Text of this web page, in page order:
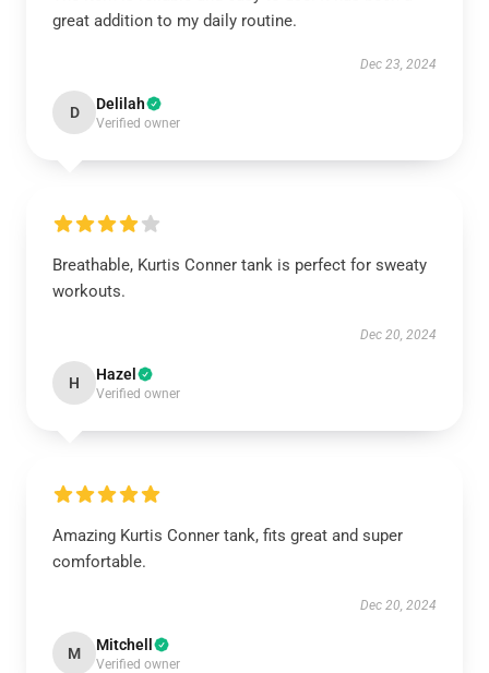
great addition to my daily routine.
Dec 23, 2024
D Delilah
Verified owner
Breathable, Kurtis Conner tank is perfect for sweaty
workouts.
Dec 20, 2024
H Hazel
Verified owner
Amazing Kurtis Conner tank, fits great and super
comfortable.
Dec 20, 2024
M Mitchell
Verified owner